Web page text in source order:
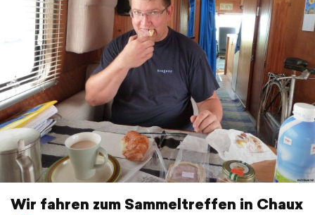
Wir fahren zum Sammeltreffen in Chaux